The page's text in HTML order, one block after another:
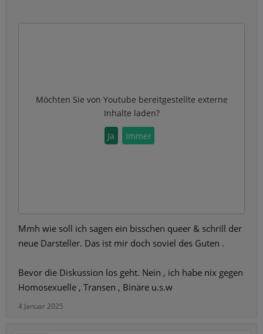
Möchten Sie von Youtube bereitgestellte externe
Inhalte laden?
Ja Immer
Mmh wie soll ich sagen ein bisschen queer & schrill der
neue Darsteller. Das ist mir doch soviel des Guten .
Bevor die Diskussion los geht. Nein , ich habe nix gegen
Homosexuelle , Transen , Binäre u.s.w
4 Januar 2025